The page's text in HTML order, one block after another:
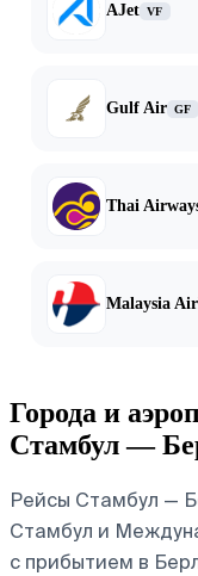
AJet VF
Gulf Air GF
Thai
Malaysia
Города и
Стамбул —
Рейсы Стамбул —
Стамбул и
с прибытием в